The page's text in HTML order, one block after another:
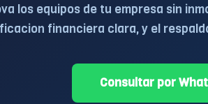
los equipos de tu empresa sin
financiera clara, y el
Consultar por